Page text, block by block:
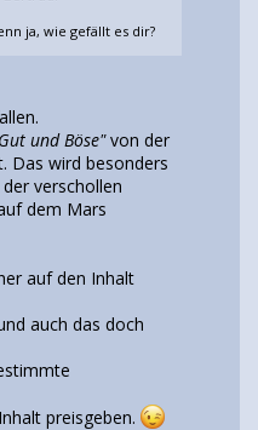
ja, wie gefällt es dir?
und Böse"von der
Das wird besonders
verschollen
dem Mars
auf den Inhalt
auch das doch
preisgeben.